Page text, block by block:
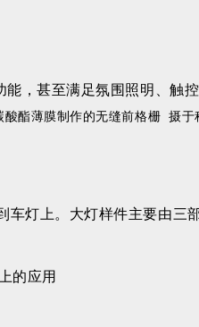
，甚至满足氛围照明、触
酯薄膜制作的无缝前格栅 摄于
灯上。大灯样件主要由三